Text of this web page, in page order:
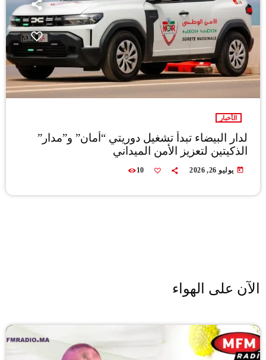
الأخبار
لدار البيضاء تبدأ تشغيل دوريتي “أمان” و”مدار”
الذكيتين لتعزيز الأمن الميداني
today يوليو 26, 2026 10
الآن على الهواء